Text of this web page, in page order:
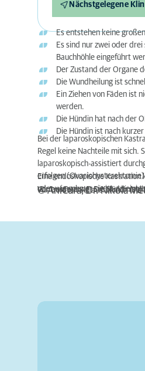
Nächstgelegene
Es entstehen keine
Es sind nur zwei oder
Bauchhöhle eingeführt
Der Zustand der Organe
Die Wundheilung ist
Ein Ziehen von Fäden ist
werden.
Die Hündin hat nach der
Die Hündin ist nach
Bei der laparoskopischen
Regel keine Nachteile mit
laparoskopisch-assistiert
erfolgen
Eine endoskopische
oder wie schwer sie ist. In
Vorraussetzung: Die Hündin
Wir beraten Sie ausführlich
© AniCura, Dr. Nikola